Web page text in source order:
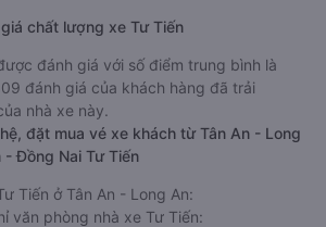
chất lượng xe Tư Tiến
đánh giá với số điểm trung bình là
đánh giá của khách hàng đã trải
nhà xe này.
đặt mua vé xe khách từ Tân An - Long
- Đồng Nai Tư Tiến
Tiến ở Tân An - Long An:
văn phòng nhà xe Tư Tiến: